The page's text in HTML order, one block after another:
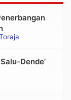
Dende’